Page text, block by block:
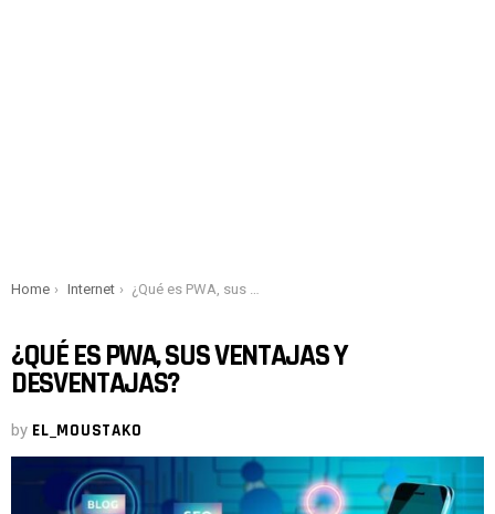
You are here:
Home Internet ¿Qué es PWA, sus ventajas y desventajas?
¿QUÉ ES PWA, SUS VENTAJAS Y
DESVENTAJAS?
by EL_MOUSTAKO